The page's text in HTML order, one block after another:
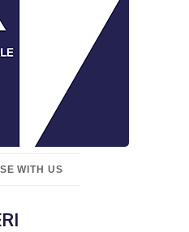
WITH US